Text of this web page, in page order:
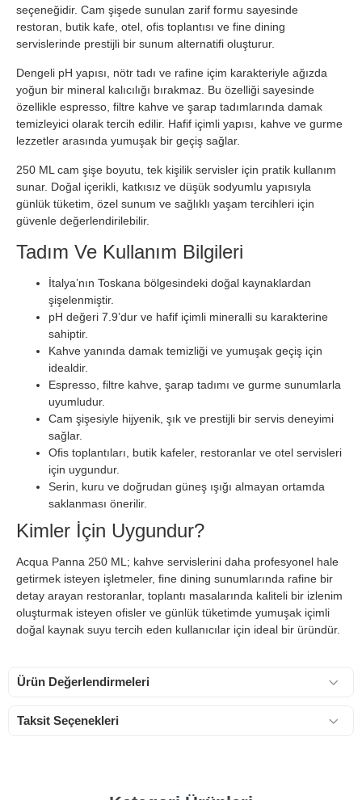
seçeneğidir. Cam şişede sunulan zarif formu sayesinde
restoran, butik kafe, otel, ofis toplantısı ve fine dining
servislerinde prestijli bir sunum alternatifi oluşturur.
Dengeli pH yapısı, nötr tadı ve rafine içim karakteriyle ağızda
yoğun bir mineral kalıcılığı bırakmaz. Bu özelliği sayesinde
özellikle espresso, filtre kahve ve şarap tadımlarında damak
temizleyici olarak tercih edilir. Hafif içimli yapısı, kahve ve gurme
lezzetler arasında yumuşak bir geçiş sağlar.
250 ML cam şişe boyutu, tek kişilik servisler için pratik kullanım
sunar. Doğal içerikli, katkısız ve düşük sodyumlu yapısıyla
günlük tüketim, özel sunum ve sağlıklı yaşam tercihleri için
güvenle değerlendirilebilir.
Tadım Ve Kullanım Bilgileri
İtalya’nın Toskana bölgesindeki doğal kaynaklardan
şişelenmiştir.
pH değeri 7.9’dur ve hafif içimli mineralli su karakterine
sahiptir.
Kahve yanında damak temizliği ve yumuşak geçiş için
idealdir.
Espresso, filtre kahve, şarap tadımı ve gurme sunumlarla
uyumludur.
Cam şişesiyle hijyenik, şık ve prestijli bir servis deneyimi
sağlar.
Ofis toplantıları, butik kafeler, restoranlar ve otel servisleri
için uygundur.
Serin, kuru ve doğrudan güneş ışığı almayan ortamda
saklanması önerilir.
Kimler İçin Uygundur?
Acqua Panna 250 ML; kahve servislerini daha profesyonel hale
getirmek isteyen işletmeler, fine dining sunumlarında rafine bir
detay arayan restoranlar, toplantı masalarında kaliteli bir izlenim
oluşturmak isteyen ofisler ve günlük tüketimde yumuşak içimli
doğal kaynak suyu tercih eden kullanıcılar için ideal bir üründür.
Ürün Değerlendirmeleri
Taksit Seçenekleri